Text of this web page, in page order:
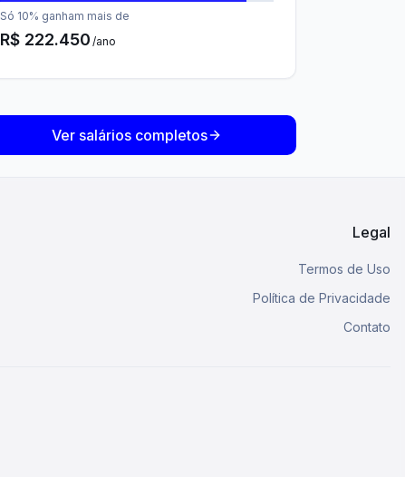
Só 10% ganham mais de
R$ 222.450 /ano
Ver salários completos
Legal
Termos de Uso
Política de Privacidade
Contato